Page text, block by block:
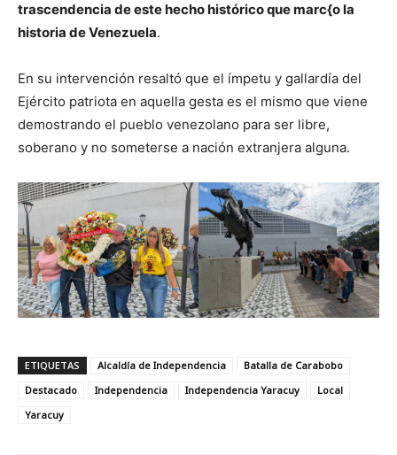
trascendencia de este hecho histórico que marc{o la
historia de Venezuela.
En su intervención resaltó que el ímpetu y gallardía del
Ejército patriota en aquella gesta es el mismo que viene
demostrando el pueblo venezolano para ser libre,
soberano y no someterse a nación extranjera alguna.
ETIQUETAS Alcaldía de Independencia
Batalla de Carabobo
Destacado
Independencia Independencia Yaracuy
Local
Yaracuy